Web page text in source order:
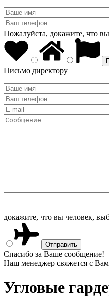
Пожалуйста, докажите, что
Письмо директору
докажите, что вы человек,
Спасибо за Ваше сообщение!
Наш менеджер свяжется с
Угловые